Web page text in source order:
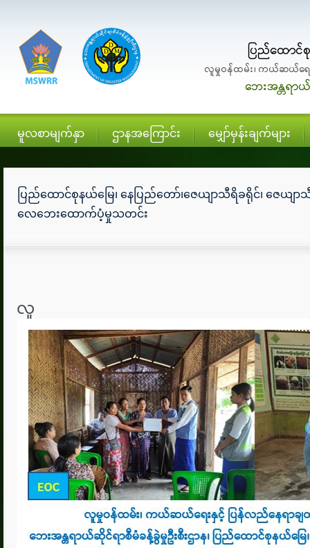
မူလစာမျက်နှာ ဌာနအကြောင်း မျှော်မှန်းချက်များ
ပြည်ထောင်စုနယ်မြေ၊ နေပြည်တော်၊ဇေယျာသီရိခရိုင်၊ ဇေ
လေဘေးထောက်ပံ့မှုသတင်း
လူ